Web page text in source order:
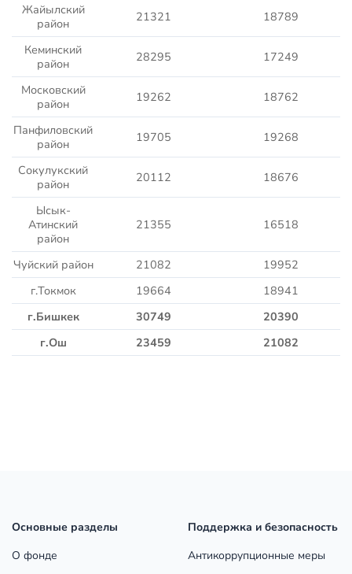
Жайылский
район
21321 18789
Кеминский
район
28295 17249
Московский
район
19262 18762
Панфиловский
район
19705 19268
Сокулукский
район
20112 18676
Ысык-
Атинский
район
21355 16518
Чуйский район 21082
19952
г.Токмок
19664
18941
г.Бишкек
30749
20390
г.Ош
23459 21082
Основные разделы
О фонде
Поддержка и безопасность
Антикоррупционные меры